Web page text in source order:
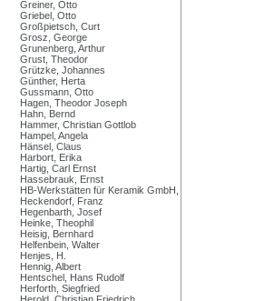
Greiner, Otto
Griebel, Otto
Großpietsch, Curt
Grosz, George
Grunenberg, Arthur
Grust, Theodor
Grützke, Johannes
Günther, Herta
Gussmann, Otto
Hagen, Theodor Joseph
Hahn, Bernd
Hammer, Christian Gottlob
Hampel, Angela
Hänsel, Claus
Harbort, Erika
Hartig, Carl Ernst
Hassebrauk, Ernst
HB-Werkstätten für Keramik GmbH,
Heckendorf, Franz
Hegenbarth, Josef
Heinke, Theophil
Heisig, Bernhard
Helfenbein, Walter
Henjes, H.
Hennig, Albert
Hentschel, Hans Rudolf
Herforth, Siegfried